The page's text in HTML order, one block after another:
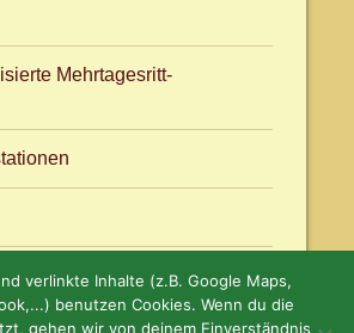
Mehrtagesritt-
WanderreitenAlb
verlinkte Inhalte (z.B. Google Maps,
benutzen Cookies. Wenn du die
gehen wir von deinem Einverständnis